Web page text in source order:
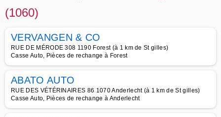
(1060)
VERVANGEN & CO
RUE DE MÉRODE 308 1190 Forest (à 1 km de St gilles)
Casse Auto, Pièces de rechange à Forest
ABATO AUTO
RUE DES VÉTÉRINAIRES 86 1070 Anderlecht (à 1 km de St gilles)
Casse Auto, Pièces de rechange à Anderlecht